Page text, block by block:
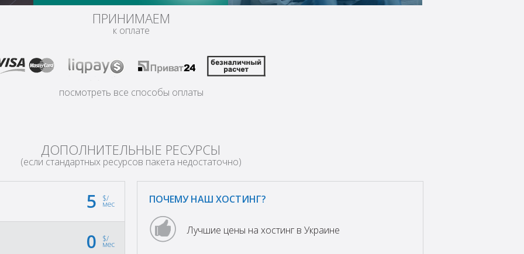
ПРИНИМАЕМ
к оплате
посмотреть все способы оплаты
ДОПОЛНИТЕЛЬНЫЕ РЕСУРСЫ
(если стандартных ресурсов пакета недостаточно)
5 $/
мес
0 $/
мес
ПОЧЕМУ НАШ ХОСТИНГ?
Лучшие цены на хостинг в Украине